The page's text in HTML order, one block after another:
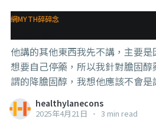
療的方法是針對性很高的，而且
多， 比如這一個方法是針對p53基因缺乏的前列腺癌細胞
種類，所以沒有p53基因缺陷
網MYTH碎碎念
他講的其他東西我先不講，主要
想要自己停藥，所以我針對膽固醇
謂的降膽固醇，我想他應該不會
醇會影響vit D， 那麼，除此之外，最有效率的就是吃膽固
醇藥了（他影片中有講很多人很喜歡
healthylanecons
2025年4月21日 • 3 min read